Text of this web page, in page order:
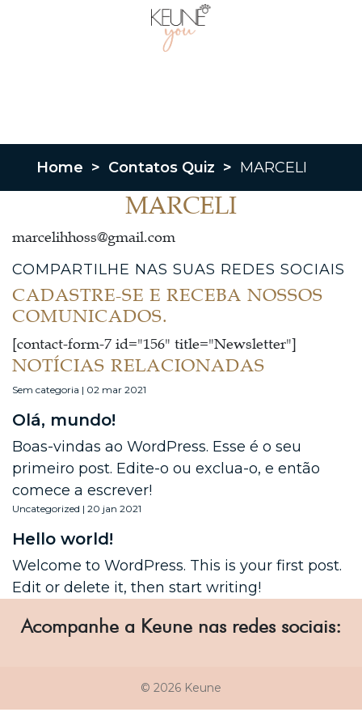
Home > Contatos Quiz > MARCELI
MARCELI
marcelihhoss@gmail.com
COMPARTILHE NAS SUAS REDES SOCIAIS
CADASTRE-SE E RECEBA NOSSOS
COMUNICADOS.
[contact-form-7 id="156" title="Newsletter"]
NOTÍCIAS RELACIONADAS
Sem categoria | 02 mar 2021
Olá, mundo!
Boas-vindas ao WordPress. Esse é o seu
primeiro post. Edite-o ou exclua-o, e então
comece a escrever!
Uncategorized | 20 jan 2021
Hello world!
Welcome to WordPress. This is your first post.
Edit or delete it, then start writing!
Acompanhe a Keune nas redes sociais:
© 2026 Keune